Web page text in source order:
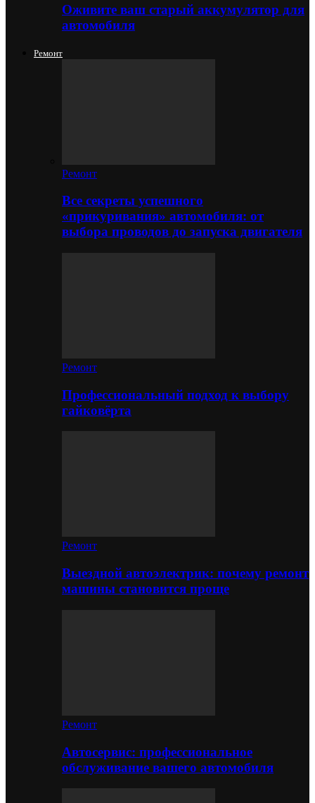
Оживите ваш старый аккумулятор для
автомобиля
Ремонт
Ремонт
Все секреты успешного
«прикуривания» автомобиля: от
выбора проводов до запуска двигателя
Ремонт
Профессиональный подход к выбору
гайковёрта
Ремонт
Выездной автоэлектрик: почему ремонт
машины становится проще
Ремонт
Автосервис: профессиональное
обслуживание вашего автомобиля